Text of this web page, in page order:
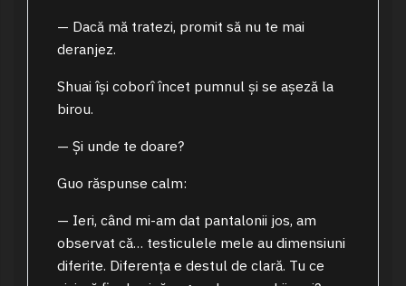
— Dacă mă tratezi, promit să nu te mai
deranjez.
Shuai își coborî încet pumnul și se așeză la
birou.
— Și unde te doare?
Guo răspunse calm:
— Ieri, când mi-am dat pantalonii jos, am
observat că… testiculele mele au dimensiuni
diferite. Diferența e destul de clară. Tu ce